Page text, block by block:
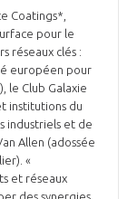
Coatings*,
pour le
réseaux clés :
européen pour
le Club Galaxie
institutions du
industriels et de
Allen (adossée
«
et réseaux
des synergies